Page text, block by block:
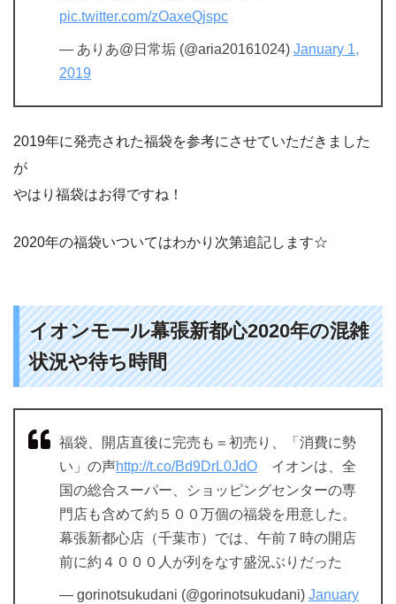
pic.twitter.com/zOaxeQjspc
— ありあ@日常垢 (@aria20161024) January 1,
2019
2019年に発売された福袋を参考にさせていただきました
が
やはり福袋はお得ですね！
2020年の福袋いついてはわかり次第追記します☆
イオンモール幕張新都心2020年の混雑
状況や待ち時間
福袋、開店直後に完売も＝初売り、「消費に勢
い」の声http://t.co/Bd9DrL0JdO イオンは、全
国の総合スーパー、ショッピングセンターの専
門店も含めて約５００万個の福袋を用意した。
幕張新都心店（千葉市）では、午前７時の開店
前に約４０００人が列をなす盛況ぶりだった
— gorinotsukudani (@gorinotsukudani) January